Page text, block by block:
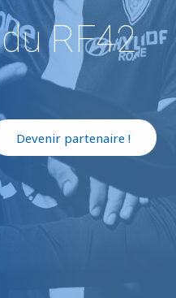
du RF42
Devenir partenaire !